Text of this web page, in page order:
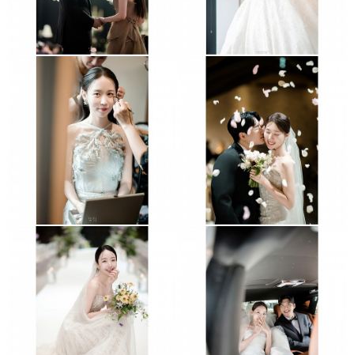
수원더마레보 더채플앳논현
크레스트72 엘리에나호텔